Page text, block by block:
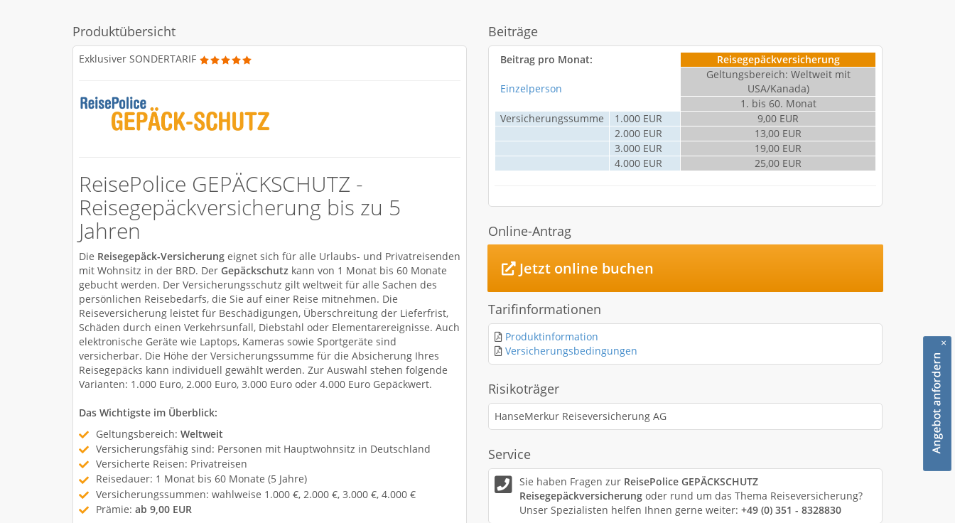
Produktübersicht
Exklusiver SONDERTARIF
ReisePolice GEPÄCKSCHUTZ -
Reisegepäckversicherung bis zu 5
Jahren
Die Reisegepäck-Versicherung eignet sich für alle Urlaubs- und Privatreisenden
mit Wohnsitz in der BRD. Der Gepäckschutz kann von 1 Monat bis 60 Monate
gebucht werden. Der Versicherungsschutz gilt weltweit für alle Sachen des
persönlichen Reisebedarfs, die Sie auf einer Reise mitnehmen. Die
Reiseversicherung leistet für Beschädigungen, Überschreitung der Lieferfrist,
Schäden durch einen Verkehrsunfall, Diebstahl oder Elementarereignisse. Auch
elektronische Geräte wie Laptops, Kameras sowie Sportgeräte sind
versicherbar. Die Höhe der Versicherungssumme für die Absicherung Ihres
Reisegepäcks kann individuell gewählt werden. Zur Auswahl stehen folgende
Varianten: 1.000 Euro, 2.000 Euro, 3.000 Euro oder 4.000 Euro Gepäckwert.
Das Wichtigste im Überblick:
Geltungsbereich: Weltweit
Versicherungsfähig sind: Personen mit Hauptwohnsitz in Deutschland
Versicherte Reisen: Privatreisen
Reisedauer: 1 Monat bis 60 Monate (5 Jahre)
Versicherungssummen: wahlweise 1.000 €, 2.000 €, 3.000 €, 4.000 €
Prämie: ab 9,00 EUR
Beiträge
Beitrag pro Monat: Reisegepäckversicherung
Einzelperson
Geltungsbereich: Weltweit mit
USA/Kanada)
1. bis 60. Monat
Versicherungssumme
1.000 EUR
9,00 EUR
2.000 EUR
13,00 EUR
3.000 EUR
19,00 EUR
4.000 EUR
25,00 EUR
Online-Antrag
Jetzt online buchen
Tarifinformationen
Produktinformation
Versicherungsbedingungen
Risikoträger
HanseMerkur Reiseversicherung AG
Service
Sie haben Fragen zur ReisePolice GEPÄCKSCHUTZ
Reisegepäckversicherung oder rund um das Thema Reiseversicherung?
Unser Spezialisten helfen Ihnen gerne weiter: +49 (0) 351 - 8328830
×